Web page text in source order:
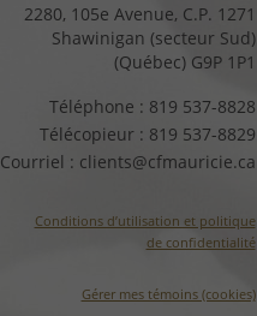
2280, 105e Avenue, C.P. 1271
Shawinigan (secteur Sud)
(Québec) G9P 1P1
Téléphone : 819 537-8828
Télécopieur : 819 537-8829
Courriel : clients@cfmauricie.ca
Conditions d’utilisation et politique
de confidentialité
Gérer mes témoins (cookies)